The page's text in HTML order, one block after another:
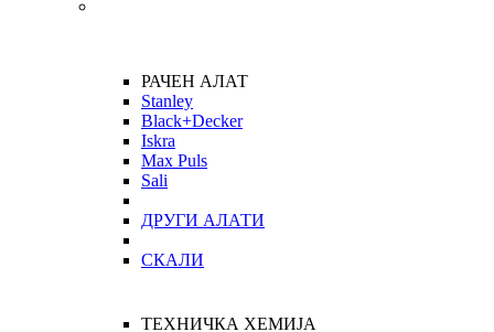
РАЧЕН АЛАТ
Stanley
Black+Decker
Iskra
Max Puls
Sali
ДРУГИ АЛАТИ
СКАЛИ
ТЕХНИЧКА ХЕМИЈА